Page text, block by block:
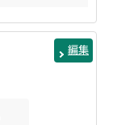
編集